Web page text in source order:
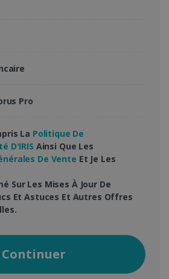
Pro
La Politique De
D'IRIS Ainsi Que Les
De Vente Et Je Les
Sur Les Mises À Jour De
Et Astuces Et Autres Offres
Continuer